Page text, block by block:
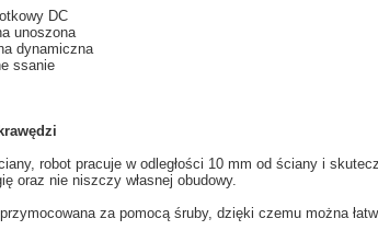
DC
unoszona
dynamiczna
ssanie
krawędzi
, robot pracuje w odległości 10 mm od ściany i
oraz nie niszczy własnej obudowy.
za pomocą śruby, dzięki czemu można